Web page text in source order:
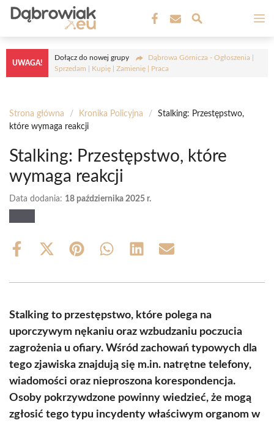
Przejdź
treści
UWAGA!
Dołącz do nowej grupy
Dąbrowa Górnicza - Ogłoszenia |
Sprzedam | Kupię | Zamienię | Praca
Strona główna / Kronika Policyjna /
Stalking: Przestępstwo,
które wymaga reakcji
Stalking: Przestępstwo, które
wymaga reakcji
Data dodania: 18 października 2025 r.
Share
Share
(Twitter)
Share Share Share Share
Stalking to przestępstwo, które polega na
uporczywym nękaniu oraz wzbudzaniu poczucia
zagrożenia u ofiary. Wśród zachowań typowych dla
tego zjawiska znajdują się m.in. natrętne telefony,
wiadomości oraz nieproszona korespondencja.
Osoby pokrzywdzone powinny wiedzieć, że mogą
zgłosić tego typu incydenty właściwym organom w